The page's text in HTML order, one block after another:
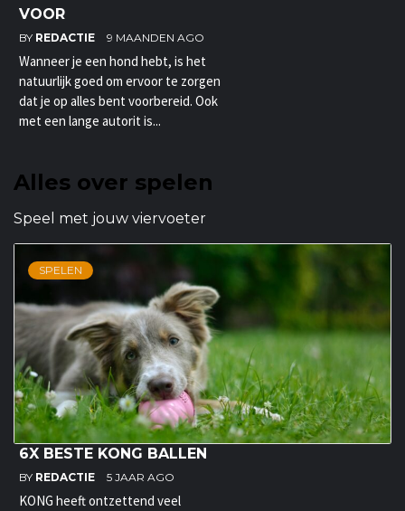
VOOR
BY REDACTIE 9 MAANDEN AGO
Wanneer je een hond hebt, is het
natuurlijk goed om ervoor te zorgen
dat je op alles bent voorbereid. Ook
met een lange autorit is...
Alles over spelen
Speel met jouw viervoeter
SPELEN
6X BESTE KONG BALLEN
BY REDACTIE 5 JAAR AGO
KONG heeft ontzettend veel